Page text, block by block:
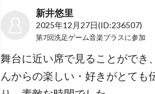
新井悠里
2025年12月27日(ID:236507)
第7回洗足ゲーム音楽ブラスに参加
舞台に近い席で見ることができ
んからの楽しい・好きがとても